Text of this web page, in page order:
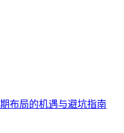
布局的机遇与避坑指南